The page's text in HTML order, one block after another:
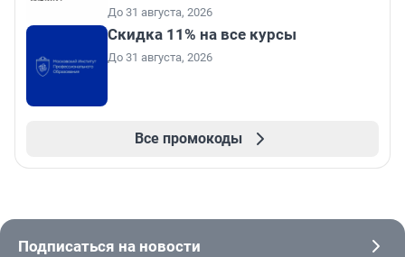
До 31 августа, 2026
Скидка 11% на все курсы
До 31 августа, 2026
Все промокоды
Подписаться на новости